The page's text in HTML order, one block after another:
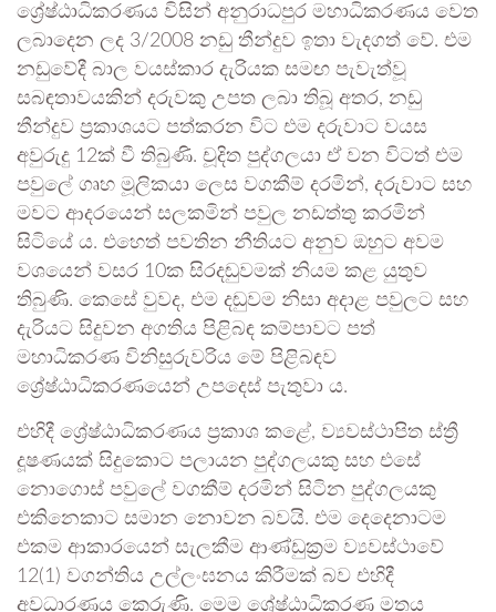
ශ්‍රේෂ්ඨාධිකරණය විසින් අනුරාධපුර මහාධිකරණය වෙත
ලබාදෙන ලද 3/2008 නඩු තීන්දුව ඉතා වැදගත් වේ. එම
නඩුවේදී බාල වයස්කාර දැරියක සමඟ පැවැත්වූ
සබඳතාවයකින් දරුවකු උපත ලබා තිබූ අතර, නඩු
තීන්දුව ප්‍රකාශයට පත්කරන විට එම දරුවාට වයස
අවුරුදු 12ක් වී තිබුණි. චූදිත පුද්ගලයා ඒ වන විටත් එම
පවුලේ ගෘහ මූලිකයා ලෙස වගකීම් දරමින්, දරුවාට සහ
මවට ආදරයෙන් සලකමින් පවුල නඩත්තු කරමින්
සිටියේ ය. එහෙත් පවතින නීතියට අනුව ඔහුට අවම
වශයෙන් වසර 10ක සිරදඬුවමක් නියම කළ යුතුව
තිබුණි. කෙසේ වුවද, එම දඬුවම නිසා අදාළ පවුලට සහ
දැරියට සිදුවන අගතිය පිළිබඳ කම්පාවට පත්
මහාධිකරණ විනිසුරුවරිය මේ පිළිබඳව
ශ්‍රේෂ්ඨාධිකරණයෙන් උපදෙස් පැතුවා ය.
එහිදී ශ්‍රේෂ්ඨාධිකරණය ප්‍රකාශ කළේ, ව්‍යවස්ථාපිත ස්ත්‍රී
දූෂණයක් සිදුකොට පලායන පුද්ගලයකු සහ එසේ
නොගොස් පවුලේ වගකීම් දරමින් සිටින පුද්ගලයකු
එකිනෙකාට සමාන නොවන බවයි. එම දෙදෙනාටම
එකම ආකාරයෙන් සැලකීම ආණ්ඩුක්‍රම ව්‍යවස්ථාවේ
12(1) වගන්තිය උල්ලංඝනය කිරීමක් බව එහිදී
අවධාරණය කෙරුණි. මෙම ශ්‍රේෂ්ඨාධිකරණ මතය